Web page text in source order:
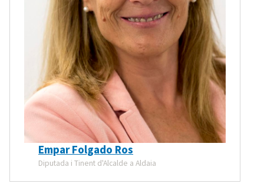
Empar Folgado Ros
Diputada i Tinent d'Alcalde a Aldaia